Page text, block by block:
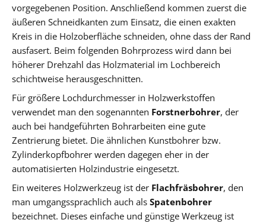
vorgegebenen Position. Anschließend kommen zuerst die
äußeren Schneidkanten zum Einsatz, die einen exakten
Kreis in die Holzoberfläche schneiden, ohne dass der Rand
ausfasert. Beim folgenden Bohrprozess wird dann bei
höherer Drehzahl das Holzmaterial im Lochbereich
schichtweise herausgeschnitten.
Für größere Lochdurchmesser in Holzwerkstoffen
verwendet man den sogenannten Forstnerbohrer, der
auch bei handgeführten Bohrarbeiten eine gute
Zentrierung bietet. Die ähnlichen Kunstbohrer bzw.
Zylinderkopfbohrer werden dagegen eher in der
automatisierten Holzindustrie eingesetzt.
Ein weiteres Holzwerkzeug ist der Flachfräsbohrer, den
man umgangssprachlich auch als Spatenbohrer
bezeichnet. Dieses einfache und günstige Werkzeug ist